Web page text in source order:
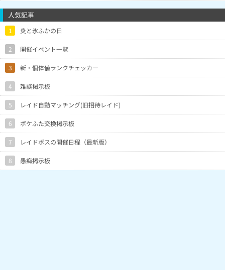
人気記事
1 炎と氷ふかの日
2 開催イベント一覧
3 新・個体値ランクチェッカー
4 雑談掲示板
5 レイド自動マッチング(旧招待レイド)
6 ポケふた交換掲示板
7 レイドボスの開催日程（最新版）
8 愚痴掲示板